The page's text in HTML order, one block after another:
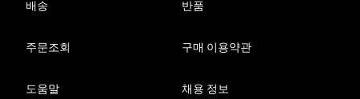
배송 반품
주문조회 구매 이용약관
도움말 채용 정보